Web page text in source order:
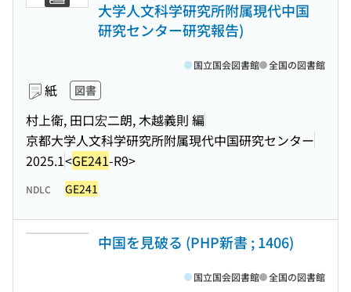
大学人文科学研究所附属現代中国
研究センター研究報告)
紙 図書
村上衛, 田口宏二朗, 木越義則 編
京都大学人文科学研究所附属現代中国研究センター
2025.1<GE241-R9>
国立国会図書館 全国の図書館
NDLC GE241
中国を見破る (PHP新書 ; 1406)
国立国会図書館 全国の図書館